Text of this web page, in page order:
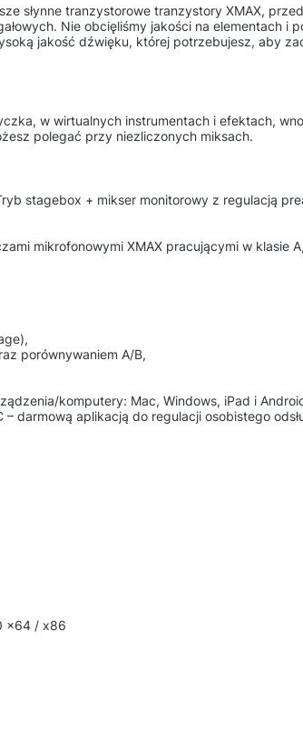
słynne tranzystorowe tranzystory XMAX,
Nie obcięliśmy jakości na elementach i
jakość dźwięku, której potrzebujesz, aby
w wirtualnych instrumentach i efektach,
polegać przy niezliczonych miksach.
stagebox + mikser monitorowy z regulacją
mikrofonowymi XMAX pracującymi w klasie
porównywaniem A/B,
komputery: Mac, Windows, iPad i
aplikacją do regulacji osobistego
x64 / x86